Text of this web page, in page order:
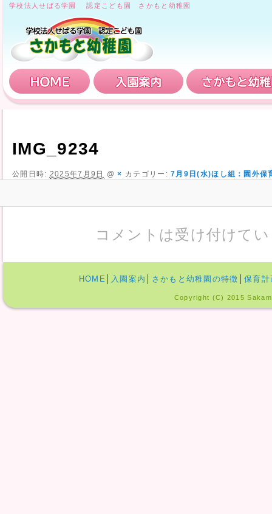
学校法人せばる学園 認定こども園 さかもと幼稚園
HOME 入園案内
IMG_9234
公開日時: 2025年7月9日 @× カテゴリー:7月9日(水)ほし組：園外保
コメントは受け付けて
HOME 入園案内 さかもと幼稚園の特徴 保育計
Copyright (C) 2015